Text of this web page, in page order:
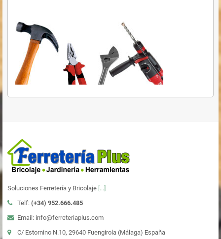
Soluciones Ferretería y Bricolaje [...]
Telf: (+34) 952.666.485
Email: info@ferreteriaplus.com
C/ Estornino N.10, 29640 Fuengirola (Málaga) España